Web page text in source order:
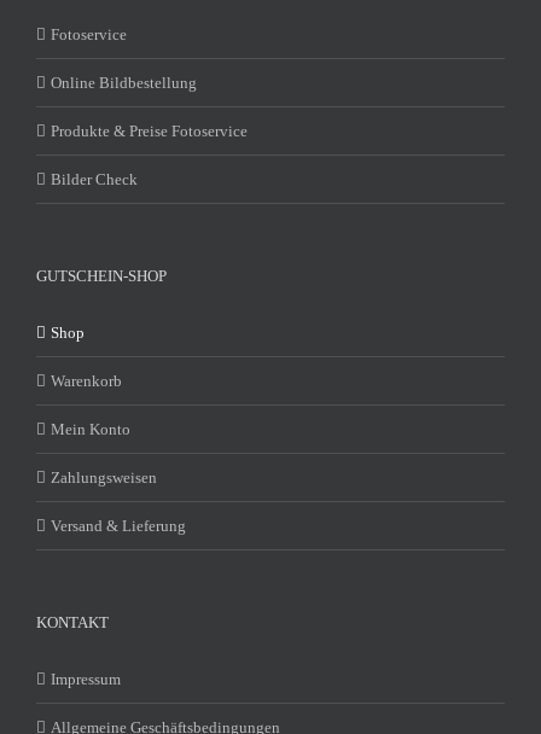
Fotoservice
Online Bildbestellung
Produkte & Preise Fotoservice
Bilder Check
GUTSCHEIN-SHOP
Shop
Warenkorb
Mein Konto
Zahlungsweisen
Versand & Lieferung
KONTAKT
Impressum
Allgemeine Geschäftsbedingungen